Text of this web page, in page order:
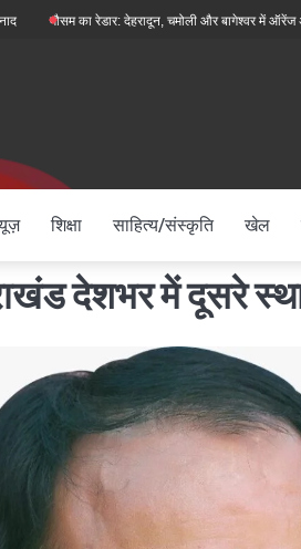
का रेडार: देहरादून, चमोली और बागेश्वर में ऑरेंज अलर्ट, शेष
शिक्षा साहित्य/संस्कृति खेल
देशभर में दूसरे